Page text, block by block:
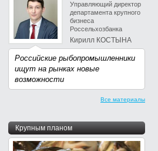
Управляющий директор
департамента крупного
бизнеса
Россельхозбанка
Кирилл КОСТЫНА
Российские рыбопромышленники
ищут на рынках новые
возможности
Все материалы
Крупным планом